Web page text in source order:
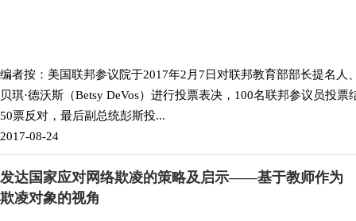
编者按：美国联邦参议院于2017年2月7日对联邦教育部部长提名人
贝琪·德沃斯（Betsy DeVos）进行投票表决，100名联邦参议员投票
50票反对，最后副总统彭斯投...
2017-08-24
发达国家应对网络欺凌的策略及启示——基于教师作为
欺凌对象的视角